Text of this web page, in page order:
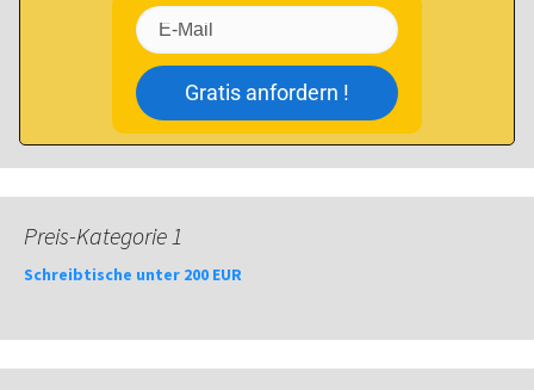
Gratis anfordern !
Preis-Kategorie 1
Schreibtische unter 200 EUR